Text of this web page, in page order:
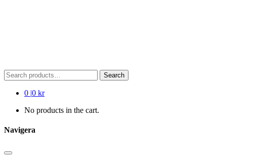
Search
for:
Search
0 |0 kr
No products in the cart.
Navigera